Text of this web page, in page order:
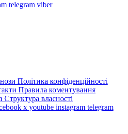
telegram viber
Політика конфіденційності
Правила коментування
Структура власності
x youtube instagram telegram